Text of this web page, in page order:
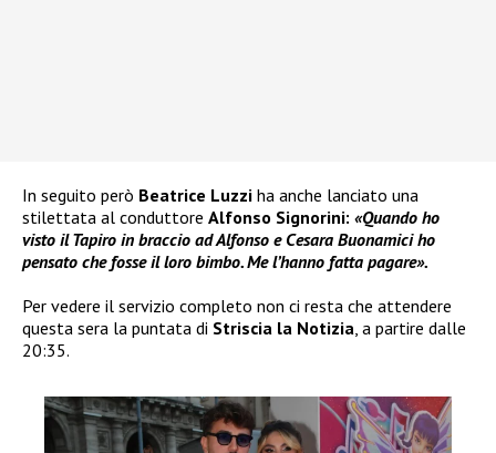
In seguito però Beatrice Luzzi ha anche lanciato una
stilettata al conduttore Alfonso Signorini: «Quando ho
visto il Tapiro in braccio ad Alfonso e Cesara Buonamici ho
pensato che fosse il loro bimbo. Me l’hanno fatta pagare».
Per vedere il servizio completo non ci resta che attendere
questa sera la puntata di Striscia la Notizia, a partire dalle
20:35.